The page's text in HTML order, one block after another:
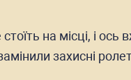
на місці, і
захисні